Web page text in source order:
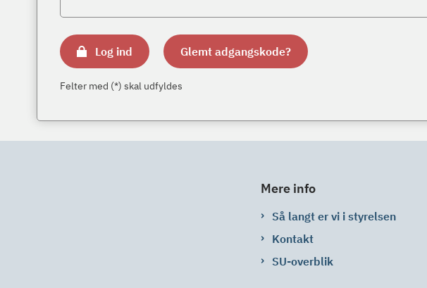
Log ind Glemt adgangskode?
Felter med (*) skal udfyldes
Mere info
Så langt er vi i styrelsen
Kontakt
SU-overblik